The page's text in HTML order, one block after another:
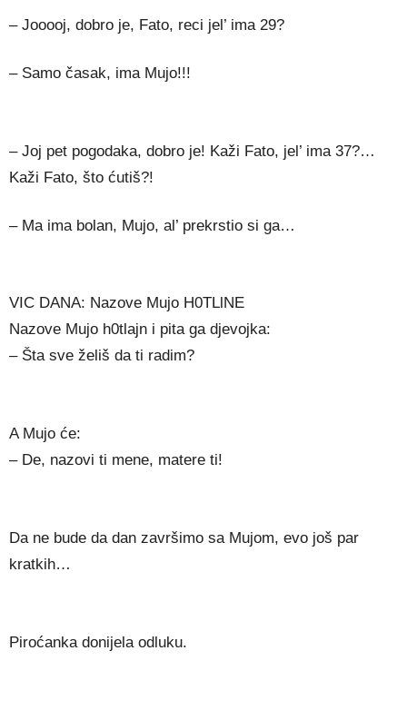
– Jooooj, dobro je, Fato, reci jel’ ima 29?
– Samo časak, ima Mujo!!!
– Joj pet pogodaka, dobro je! Kaži Fato, jel’ ima 37?…
Kaži Fato, što ćutiš?!
– Ma ima bolan, Mujo, al’ prekrstio si ga…
VIC DANA: Nazove Mujo H0TLlNE
Nazove Mujo h0tlajn i pita ga djevojka:
– Šta sve želiš da ti radim?
A Mujo će:
– De, nazovi ti mene, matere ti!
Da ne bude da dan završimo sa Mujom, evo još par
kratkih…
Piroćanka donijela odluku.